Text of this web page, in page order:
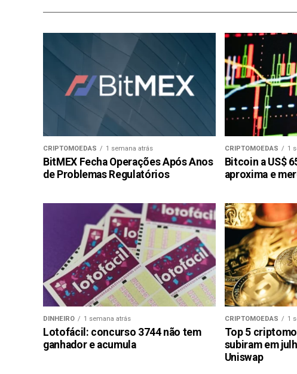
CRIPTOMOEDAS 1 semana atrás
BitMEX Fecha Operações Após Anos
de Problemas Regulatórios
CRIPTOMOEDAS 1
Bitcoin a US$
aproxima e
DINHEIRO 1 semana atrás
Lotofácil: concurso 3744 não tem
ganhador e acumula
CRIPTOMOEDAS 1
Top 5
subiram em
Uniswap